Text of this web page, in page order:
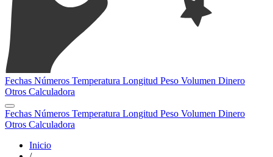
Fechas Números Temperatura Longitud Peso Volumen Dinero
Otros Calculadora
Fechas Números Temperatura Longitud Peso Volumen Dinero
Otros Calculadora
Inicio